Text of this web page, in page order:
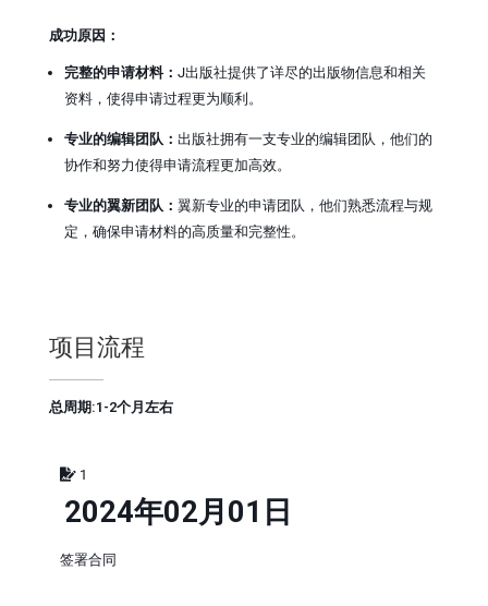
成功原因：
完整的申请材料：J出版社提供了详尽的出版物信息和相关
资料，使得申请过程更为顺利。
专业的编辑团队：出版社拥有一支专业的编辑团队，他们的
协作和努力使得申请流程更加高效。
专业的翼新团队：翼新专业的申请团队，他们熟悉流程与规
定，确保申请材料的高质量和完整性。
项目流程
总周期:1-2个月左右
1
2024年02月01日
签署合同